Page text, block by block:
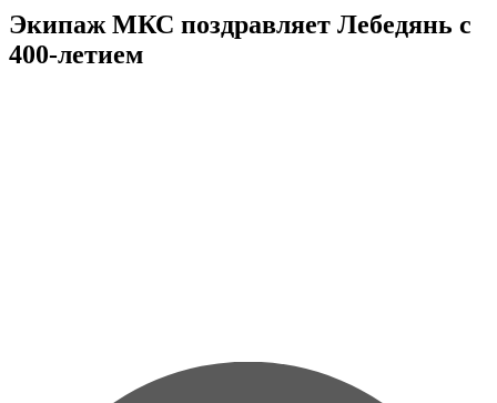
Экипаж МКС поздравляет Лебедянь с
400-летием